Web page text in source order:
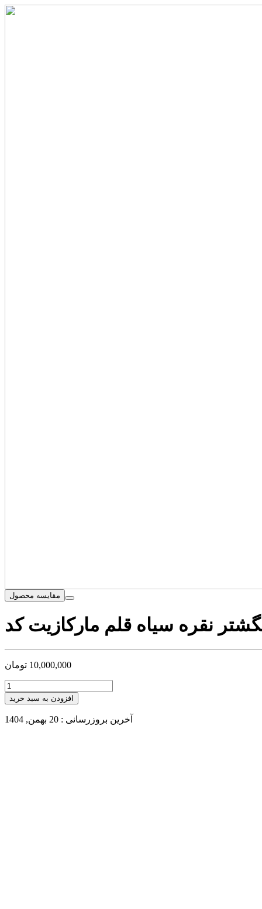
مقایسه محصول
10,000,000 تومان
افزودن به سبد خرید
آخرین بروزرسانی : 20 بهمن, 1404